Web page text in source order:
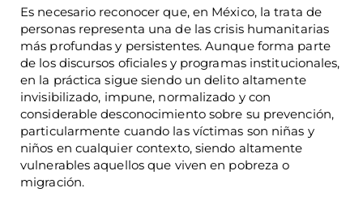
Es necesario reconocer que, en México, la trata de
personas representa una de las crisis humanitarias
más profundas y persistentes. Aunque forma parte
de los discursos oficiales y programas institucionales,
en la práctica sigue siendo un delito altamente
invisibilizado, impune, normalizado y con
considerable desconocimiento sobre su prevención,
particularmente cuando las víctimas son niñas y
niños en cualquier contexto, siendo altamente
vulnerables aquellos que viven en pobreza o
migración.